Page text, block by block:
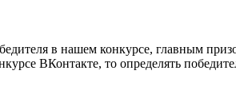
в нашем конкурсе, главным
ВКонтакте, то определять